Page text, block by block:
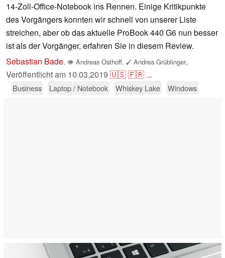
14-Zoll-Office-Notebook ins Rennen. Einige Kritikpunkte
des Vorgängers konnten wir schnell von unserer Liste
streichen, aber ob das aktuelle ProBook 440 G6 nun besser
ist als der Vorgänger, erfahren Sie in diesem Review.
Sebastian Bade, 👁 Andreas Osthoff, ✓ Andrea Grüblinger,
Veröffentlicht am 10.03.2019 🇺🇸🇫🇷 ...
Business Laptop / Notebook Whiskey Lake Windows